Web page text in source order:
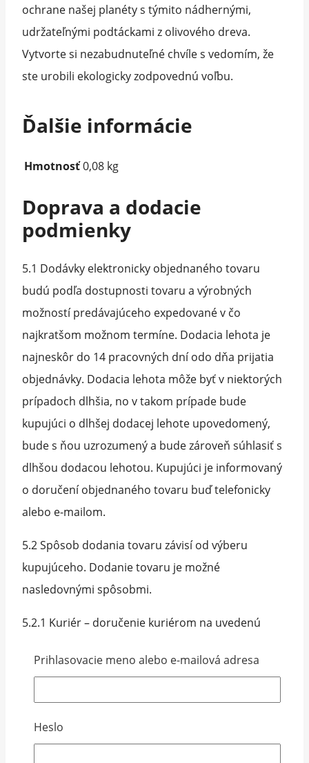
ochrane našej planéty s týmito nádhernými,
udržateľnými podtáckami z olivového dreva.
Vytvorte si nezabudnuteľné chvíle s vedomím, že
ste urobili ekologicky zodpovednú voľbu.
Ďalšie informácie
Hmotnosť0,08 kg
Doprava a dodacie
podmienky
5.1 Dodávky elektronicky objednaného tovaru
budú podľa dostupnosti tovaru a výrobných
možností predávajúceho expedované v čo
najkratšom možnom termíne. Dodacia lehota je
najneskôr do 14 pracovných dní odo dňa prijatia
objednávky. Dodacia lehota môže byť v niektorých
prípadoch dlhšia, no v takom prípade bude
kupujúci o dlhšej dodacej lehote upovedomený,
bude s ňou uzrozumený a bude zároveň súhlasiť s
dlhšou dodacou lehotou. Kupujúci je informovaný
o doručení objednaného tovaru buď telefonicky
alebo e-mailom.
5.2 Spôsob dodania tovaru závisí od výberu
kupujúceho. Dodanie tovaru je možné
nasledovnými spôsobmi.
5.2.1 Kuriér – doručenie kuriérom na uvedenú
platba na dobierku, platba na účet, platba kartou )
5.2.2 Zásielkovňa – výber odberného miesta
kupujúcim a následné prevzatie tovaru v
Prihlasovacie meno alebo e-mailová adresa
Heslo